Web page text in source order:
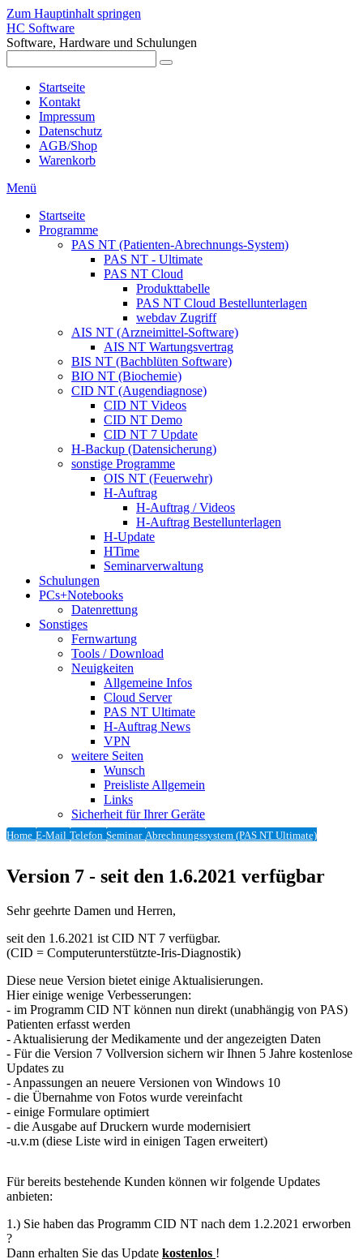
Zum Hauptinhalt springen
HC Software
Software, Hardware und Schulungen
Startseite
Kontakt
Impressum
Datenschutz
AGB/Shop
Warenkorb
Menü
Startseite
Programme
PAS NT (Patienten-Abrechnungs-System)
PAS NT - Ultimate
PAS NT Cloud
Produkttabelle
PAS NT Cloud Bestellunterlagen
webdav Zugriff
AIS NT (Arzneimittel-Software)
AIS NT Wartungsvertrag
BIS NT (Bachblüten Software)
BIO NT (Biochemie)
CID NT (Augendiagnose)
CID NT Videos
CID NT Demo
CID NT 7 Update
H-Backup (Datensicherung)
sonstige Programme
OIS NT (Feuerwehr)
H-Auftrag
H-Auftrag / Videos
H-Auftrag Bestellunterlagen
H-Update
HTime
Seminarverwaltung
Schulungen
PCs+Notebooks
Datenrettung
Sonstiges
Fernwartung
Tools / Download
Neuigkeiten
Allgemeine Infos
Cloud Server
PAS NT Ultimate
H-Auftrag News
VPN
weitere Seiten
Wunsch
Preisliste Allgemein
Links
Sicherheit für Ihrer Geräte
Home E-Mail Telefon Seminar Abrechnungssystem (PAS NT Ultimate)
Version 7 - seit den 1.6.2021 verfügbar
Sehr geehrte Damen und Herren,
seit den 1.6.2021 ist CID NT 7 verfügbar.
(CID = Computerunterstützte-Iris-Diagnostik)
Diese neue Version bietet einige Aktualisierungen.
Hier einige wenige Verbesserungen:
- im Programm CID NT können nun direkt (unabhängig von PAS)
Patienten erfasst werden
- Aktualisierung der Medikamente und der angezeigten Daten
- Für die Version 7 Vollversion sichern wir Ihnen 5 Jahre kostenlose
Updates zu
- Anpassungen an neuere Versionen von Windows 10
- die Übernahme von Fotos wurde vereinfacht
- einige Formulare optimiert
- die Ausgabe auf Druckern wurde modernisiert
-u.v.m (diese Liste wird in einigen Tagen erweitert)
Für bereits bestehende Kunden können wir folgende Updates
anbieten:
1.) Sie haben das Programm CID NT nach dem 1.2.2021 erworben
?
Dann erhalten Sie das Update kostenlos !